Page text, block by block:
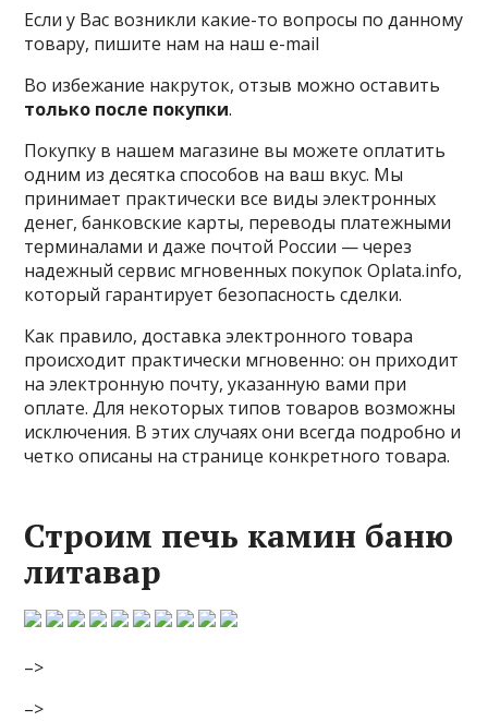
Если у Вас возникли какие-то вопросы по данному
товару, пишите нам на наш e-mail
Во избежание накруток, отзыв можно оставить
только после покупки.
Покупку в нашем магазине вы можете оплатить
одним из десятка способов на ваш вкус. Мы
принимает практически все виды электронных
денег, банковские карты, переводы платежными
терминалами и даже почтой России — через
надежный сервис мгновенных покупок Oplata.info,
который гарантирует безопасность сделки.
Как правило, доставка электронного товара
происходит практически мгновенно: он приходит
на электронную почту, указанную вами при
оплате. Для некоторых типов товаров возможны
исключения. В этих случаях они всегда подробно и
четко описаны на странице конкретного товара.
Строим печь камин баню
литавар
–>
–>